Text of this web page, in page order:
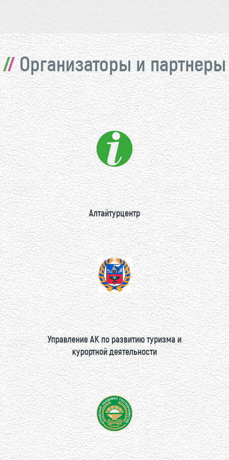
Организаторы и партнеры
Алтайтурцентр
Управление АК по развитию туризма и
курортной деятельности